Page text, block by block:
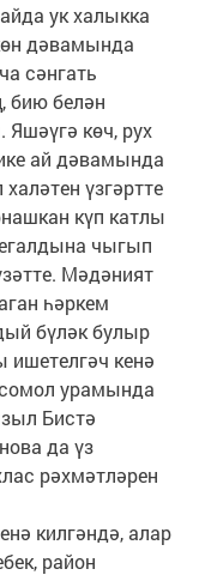
ук халыкка
дәвамында
сәнгать
бию белән
Яшәүгә көч, рух
ай дәвамында
үзгәртте
күп катлы
чыгып
Мәдәният
һәркем
бүләк булыр
кенә
урамында
Бистә
да үз
рәхмәтләрен
килгәндә, алар
район